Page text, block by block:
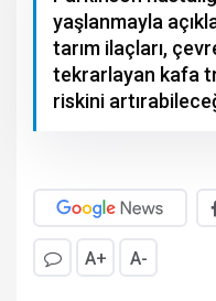
yaşlanmayla
tarım ilaçları,
tekrarlayan kafa
riskini
A+ A-